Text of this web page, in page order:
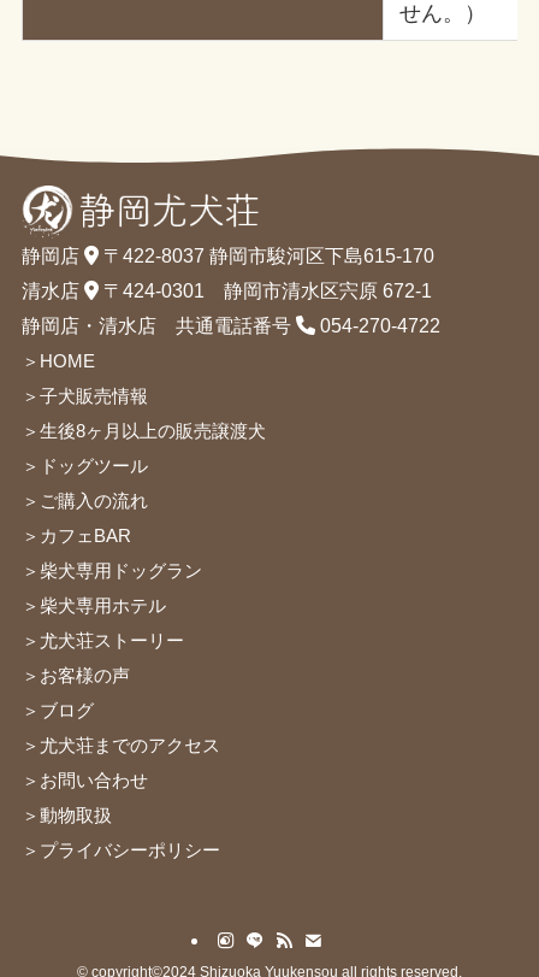
せん。）
静岡店
〒422-8037 静岡市駿河区下島615-170
清水店
〒424-0301 静岡市清水区宍原 672-1
静岡店・清水店 共通電話番号
054-270-4722
＞HOME
＞子犬販売情報
＞生後8ヶ月以上の販売譲渡犬
＞ドッグツール
＞ご購入の流れ
＞カフェBAR
＞柴犬専用ドッグラン
＞柴犬専用ホテル
＞尤犬荘ストーリー
＞お客様の声
＞ブログ
＞尤犬荘までのアクセス
＞お問い合わせ
＞動物取扱
＞プライバシーポリシー
© copyright©2024 Shizuoka Yuukensou all rights reserved.